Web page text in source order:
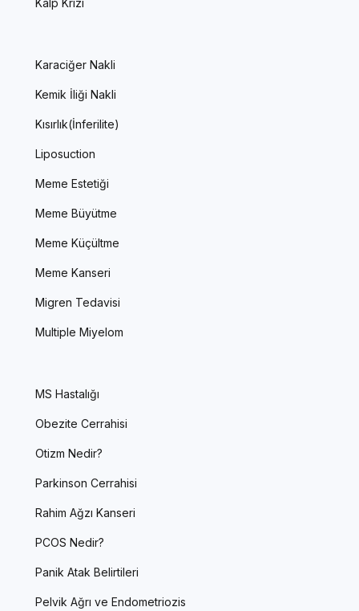
Karaciğer Nakli
Kemik İliği Nakli
Kısırlık(İnferilite)
Liposuction
Meme Estetiği
Meme Büyütme
Meme Küçültme
Meme Kanseri
Migren Tedavisi
Multiple Miyelom
MS Hastalığı
Obezite Cerrahisi
Otizm Nedir?
Parkinson Cerrahisi
Rahim Ağzı Kanseri
PCOS Nedir?
Panik Atak Belirtileri
Pelvik Ağrı ve Endometriozis